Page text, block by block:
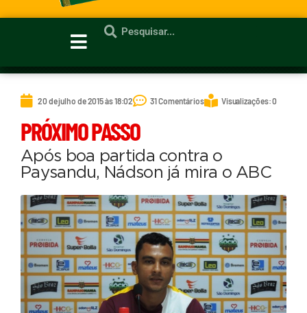
20 de julho de 2015 às 18:02 31 Comentários Visualizações: 0
PRÓXIMO PASSO
Após boa partida contra o
Paysandu, Nádson já mira o ABC